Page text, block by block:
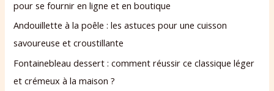
pour se fournir en ligne et en boutique
Andouillette à la poêle : les astuces pour une cuisson
savoureuse et croustillante
Fontainebleau dessert : comment réussir ce classique léger
et crémeux à la maison ?